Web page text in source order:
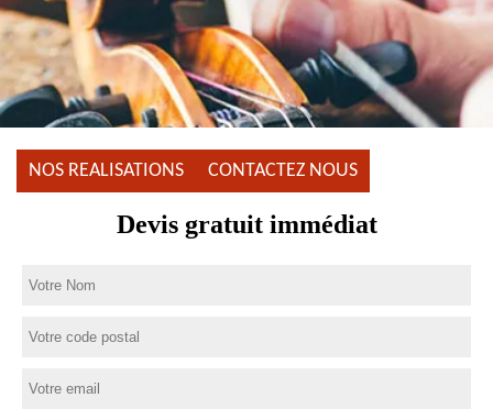
NOS REALISATIONS CONTACTEZ NOUS
Devis gratuit immédiat